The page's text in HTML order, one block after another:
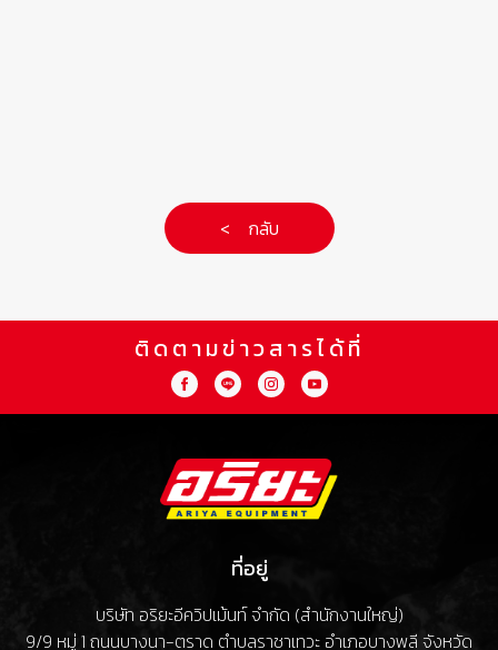
< กลับ
ติดตามข่าวสารได้ที่
ที่อยู่
บริษัท อริยะอีควิปเม้นท์ จำกัด (สำนักงานใหญ่)
9/9 หมู่ 1 ถนนบางนา-ตราด ตำบลราชาเทวะ อำเภอบางพลี จังหวัด